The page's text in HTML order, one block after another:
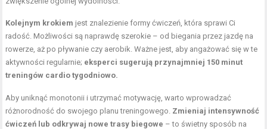
Kolejnym krokiem jest znalezienie formy ćwiczeń, która sprawi Ci
radość. Możliwości są naprawdę szerokie – od biegania przez jazdę na
rowerze, aż po pływanie czy aerobik. Ważne jest, aby angażować się w te
aktywności regularnie; eksperci sugerują przynajmniej 150 minut
treningów cardio tygodniowo.
Aby uniknąć monotonii i utrzymać motywację, warto wprowadzać
różnorodność do swojego planu treningowego. Zmieniaj intensywność
ćwiczeń lub odkrywaj nowe trasy biegowe – to świetny sposób na